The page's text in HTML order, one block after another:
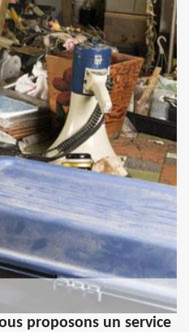
proposons un service